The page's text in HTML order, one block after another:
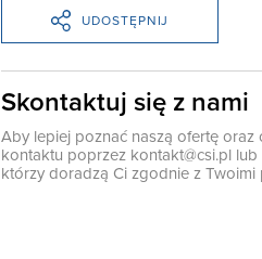
UDOSTĘPNIJ
Skontaktuj się z nami
Aby lepiej poznać naszą ofertę oraz
kontaktu poprzez kontakt@csi.pl lub
którzy doradzą Ci zgodnie z Twoimi